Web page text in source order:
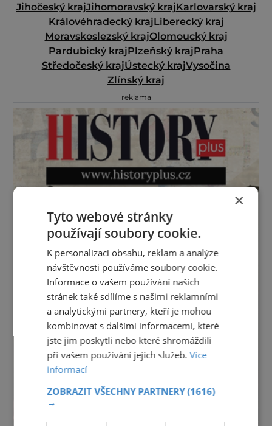
Jihočeský krajJihomoravský krajKarlovarský kraj
Královéhradecký krajLiberecký kraj
Moravskoslezský krajOlomoucký kraj
Pardubický krajPlzeňský krajPraha
Středočeský krajÚstecký krajVysočina
Zlínský kraj
reklama
×
Tyto webové stránky
používají soubory cookie.
K personalizaci obsahu, reklam a analýze
návštěvnosti používáme soubory cookie.
Informace o vašem používání našich
stránek také sdílíme s našimi reklamními
a analytickými partnery, kteří je mohou
kombinovat s dalšími informacemi, které
jste jim poskytli nebo které shromáždili
při vašem používání jejich služeb.Více
informací
ZOBRAZIT VŠECHNY PARTNERY(1616)
→